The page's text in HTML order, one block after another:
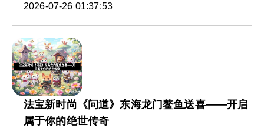
2026-07-26 01:37:53
法宝新时尚《问道》东海龙门鳌鱼送喜——开启
属于你的绝世传奇